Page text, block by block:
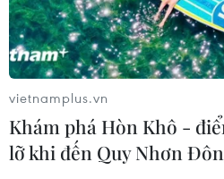
Lập kênh TikTok khởi
đảo chiếm đoạt 15 tỷ đồng
05/08/2026 11:36
Đắk Lắk: Án phạt nghiêm
vietnamplus.vn
Khám phá Hòn Khô -
lỡ khi đến Quy Nhơn